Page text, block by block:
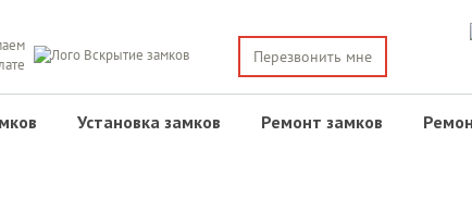
Перезвонить мне
Установка замков Ремонт замков